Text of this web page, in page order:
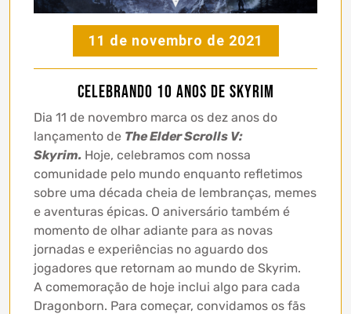
11 de novembro de 2021
Celebrando 10 anos de Skyrim
Dia 11 de novembro marca os dez anos do
lançamento de The Elder Scrolls V:
Skyrim. Hoje, celebramos com nossa
comunidade pelo mundo enquanto refletimos
sobre uma década cheia de lembranças, memes
e aventuras épicas. O aniversário também é
momento de olhar adiante para as novas
jornadas e experiências no aguardo dos
jogadores que retornam ao mundo de Skyrim.
A comemoração de hoje inclui algo para cada
Dragonborn. Para começar, convidamos os fãs